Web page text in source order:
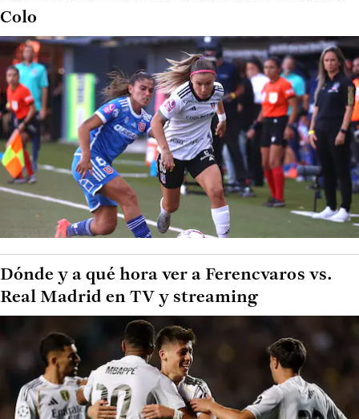
Colo
Dónde y a qué hora ver a Ferencvaros vs.
Real Madrid en TV y streaming